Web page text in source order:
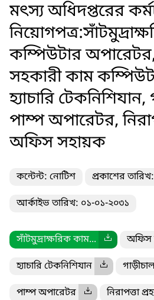
মৎস্য অধিদপ্তরের
কম্পিউটার
সহকারী কাম
হ্যাচারি
পাম্প অপারেটর,
অফিস সহায়ক
কন্টেন্ট: নোটিশ প্রকাশের
আর্কাইভ তারিখ: ০১-০১-২০৩১
সাঁটমুদ্রাক্ষরিক কাম... অফিস
হ্যাচারি টেকনিশিযান
পাম্প অপারেটর নিরাপত্তা